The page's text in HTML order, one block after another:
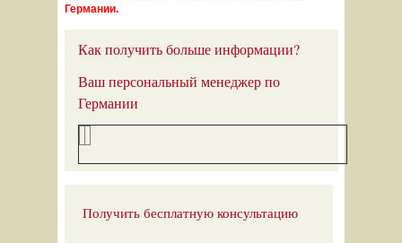
Германии.
Как получить больше информации?
Ваш персональный менеджер по
Германии
Получить бесплатную консультацию